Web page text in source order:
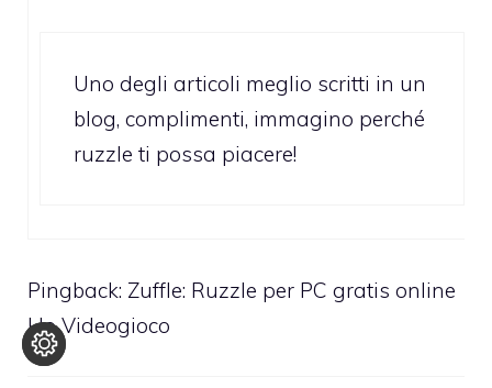
Uno degli articoli meglio scritti in un
blog, complimenti, immagino perché
ruzzle ti possa piacere!
Pingback: Zuffle: Ruzzle per PC gratis online
| Io Videogioco